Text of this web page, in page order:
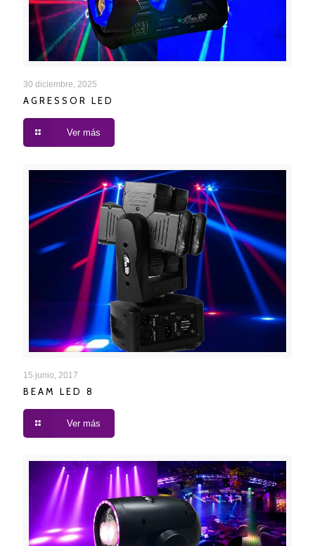
30 diciembre, 2025
AGRESSOR LED
Ver más
15 junio, 2017
BEAM LED 8
Ver más